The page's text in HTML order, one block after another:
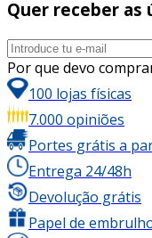
Quer receber as
Por que devo
100 lojas físicas
7.000 opiniões
Portes grátis a
Entrega 24/48h
Devolução grátis
Papel de